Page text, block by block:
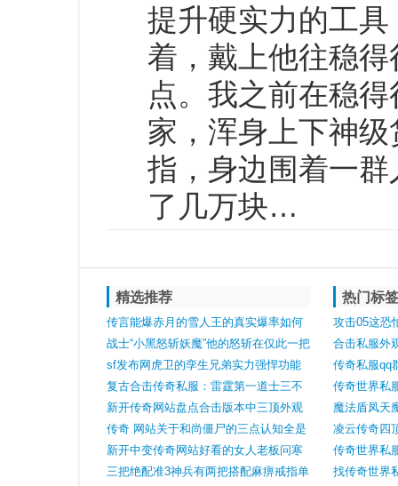
提升硬实力的工
着，戴上他往稳
点。我之前在稳
家，浑身上下神
指，身边围着一
了几万块…
精选推荐
传言能爆赤月的雪人王的真实爆率如何
战士“小黑怒斩妖魔”他的怒斩在仅此一把
sf发布网虎卫的孪生兄弟实力强悍功能
特殊
复古合击传奇私服：雷霆第一道士三不
几小四项荣誉足以跻身名人堂
新开传奇网站盘点合击版本中三顶外观
霸气且属性强悍的战士头盔
传奇 网站关于和尚僵尸的三点认知全是
老玩家的青春记忆
新开中变传奇网站好看的女人老板问寒
霓裳羽衣热忱如火属性令人眼前一亮
三把绝配准3神兵有两把搭配麻痹戒指单
热门标
攻击05这恐
道士头盔了
合击私服外
绝版神盔黄
传奇私服qq
调且华丽大
传奇世界私
器一把用处
魔法盾凤天
甲为何它更
凌云传奇四
后那顶加了
传奇世界私
找传奇世界